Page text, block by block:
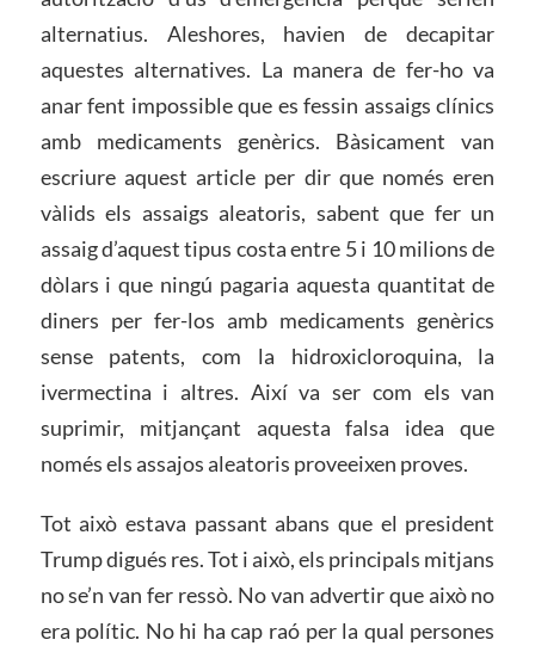
alternatius. Aleshores, havien de decapitar
aquestes alternatives. La manera de fer-ho va
anar fent impossible que es fessin assaigs clínics
amb medicaments genèrics. Bàsicament van
escriure aquest article per dir que només eren
vàlids els assaigs aleatoris, sabent que fer un
assaig d’aquest tipus costa entre 5 i 10 milions de
dòlars i que ningú pagaria aquesta quantitat de
diners per fer-los amb medicaments genèrics
sense patents, com la hidroxicloroquina, la
ivermectina i altres. Així va ser com els van
suprimir, mitjançant aquesta falsa idea que
només els assajos aleatoris proveeixen proves.
Tot això estava passant abans que el president
Trump digués res. Tot i això, els principals mitjans
no se’n van fer ressò. No van advertir que això no
era polític. No hi ha cap raó per la qual persones